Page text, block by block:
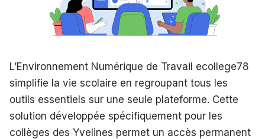
L’Environnement Numérique de Travail ecollege78
simplifie la vie scolaire en regroupant tous les
outils essentiels sur une seule plateforme. Cette
solution développée spécifiquement pour les
collèges des Yvelines permet un accès permanent